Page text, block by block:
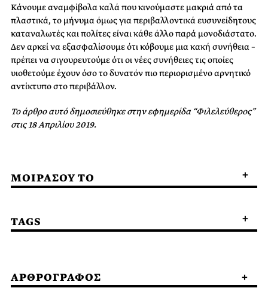
Κάνουμε αναμφίβολα καλά που κινούμαστε μακριά από τα
πλαστικά, το μήνυμα όμως για περιβαλλοντικά ευσυνείδητους
καταναλωτές και πολίτες είναι κάθε άλλο παρά μονοδιάστατο.
Δεν αρκεί να εξασφαλίσουμε ότι κόβουμε μια κακή συνήθεια –
πρέπει να σιγουρευτούμε ότι οι νέες συνήθειες τις οποίες
υιοθετούμε έχουν όσο το δυνατόν πιο περιορισμένο αρνητικό
αντίκτυπο στο περιβάλλον.
Το άρθρο αυτό δημοσιεύθηκε στην εφημερίδα “Φιλελεύθερος”
στις 18 Απριλίου 2019.
ΜΟΙΡΑΣΟΥ ΤΟ
TAGS
ΑΡΘΡΟΓΡΑΦΟΣ